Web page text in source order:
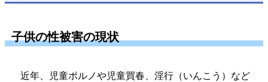
子供の性被害の現状
近年、児童ポルノや児童買春、淫行（いんこう）など